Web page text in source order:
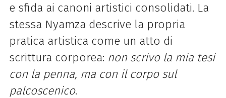
e sfida ai canoni artistici consolidati. La
stessa Nyamza descrive la propria
pratica artistica come un atto di
scrittura corporea: non scrivo la mia tesi
con la penna, ma con il corpo sul
palcoscenico.